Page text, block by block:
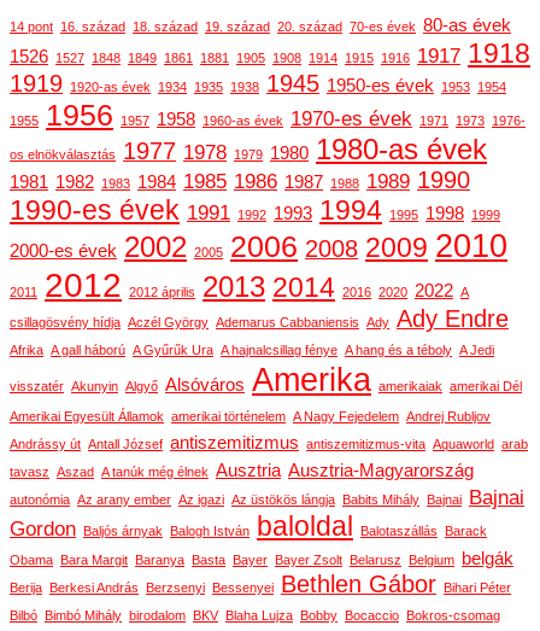
14 pont 16. század 18. század 19. század 20. század 70-es évek 80-as évek
1526 1527 1848 1849 1861 1881 1905 1908 1914 1915 1916 1917 1918
1919 1920-as évek 1934 1935 1938 1945 1950-es évek 1953 1954
1955 1956 1957 1958 1960-as évek 1970-es évek 1971 1973 1976-
os elnökválasztás 1977 1978 1979 1980 1980-as évek
1981 1982 1983 1984 1985 1986 1987 1988 1989 1990
1990-es évek 1991 1992 1993 1994 1995 1998 1999
2000-es évek 2002 2005 2006 2008 2009 2010
2011 2012 2012 április 2013 2014 2016 2020 2022 A
csillagösvény hídja Aczél György Ademarus Cabbaniensis Ady Ady Endre
Afrika A gall háború A Gyűrűk Ura A hajnalcsillag fénye A hang és a téboly A Jedi
visszatér Akunyin Algyő Alsóváros Amerika amerikaiak amerikai Dél
Amerikai Egyesült Államok amerikai történelem A Nagy Fejedelem Andrej Rubljov
Andrássy út Antall József antiszemitizmus antiszemitizmus-vita Aquaworld arab
tavasz Aszad A tanúk még élnek Ausztria Ausztria-Magyarország
autonómia Az arany ember Az igazi Az üstökös lángja Babits Mihály Bajnai Bajnai
Gordon
Baljós árnyak Balogh István baloldal Balotaszállás
Barack
Obama
Bara Margit Baranya Basta Bayer Bayer Zsolt Belarusz Belgium belgák
Berija Berkesi András Berzsenyi Bessenyei Bethlen Gábor
Bihari Péter
Bilbó
Bimbó Mihály birodalom BKV Blaha Lujza Bobby Bocaccio
Bokros-csomag